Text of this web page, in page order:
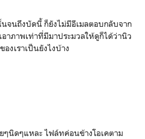
จนถึงบัดนี้ ก็ยังไม่มีอีเมลตอบกลับจาก
อาภาพเท่าที่มีมาประมวลให้ดูก็ได้ว่านิว
งเราเป็นยังไงบ้าง
ๆนิดๆแหละ ไฟล์ทค่อนข้างโอเคตาม